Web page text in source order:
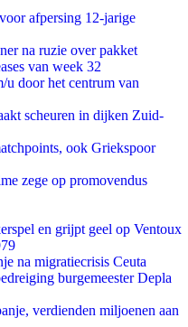
afpersing 12-jarige
na ruzie over pakket
van week 32
u door het centrum van
scheuren in dijken Zuid-
ook Griekspoor
zege op promovendus
en grijpt geel op Ventoux
na migratiecrisis Ceuta
burgemeester Depla
verdienden miljoenen aan